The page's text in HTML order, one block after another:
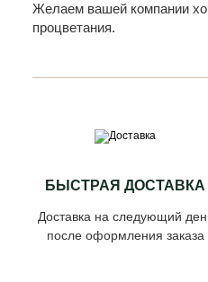
Желаем вашей компании
процветания.
БЫСТРАЯ ДОСТАВКА
Доставка на следующий
после оформления заказа